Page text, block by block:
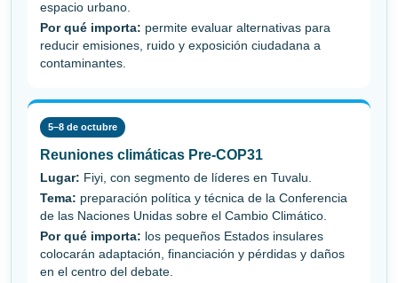
espacio urbano.
Por qué importa: permite evaluar alternativas para
reducir emisiones, ruido y exposición ciudadana a
contaminantes.
5–8 de octubre
Reuniones climáticas Pre-COP31
Lugar: Fiyi, con segmento de líderes en Tuvalu.
Tema: preparación política y técnica de la Conferencia
de las Naciones Unidas sobre el Cambio Climático.
Por qué importa: los pequeños Estados insulares
colocarán adaptación, financiación y pérdidas y daños
en el centro del debate.